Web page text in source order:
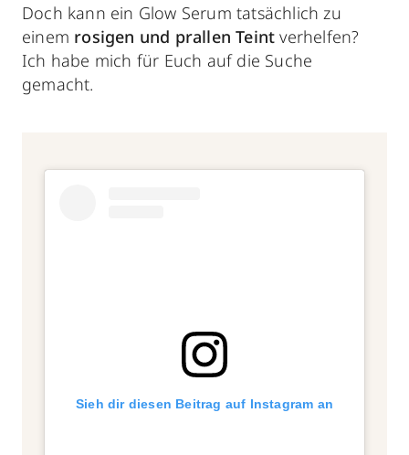
Doch kann ein Glow Serum tatsächlich zu
einem rosigen und prallen Teintverhelfen?
Ich habe mich für Euch auf die Suche
gemacht.
Sieh dir diesen Beitrag auf Instagram an